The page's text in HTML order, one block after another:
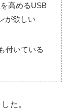
高めるUSB
が欲しい
付いている
た。